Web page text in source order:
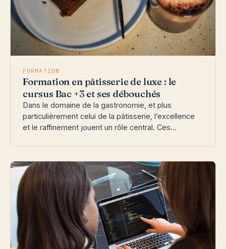
FORMATION
Formation en pâtisserie de luxe : le
cursus Bac +3 et ses débouchés
Dans le domaine de la gastronomie, et plus
particulièrement celui de la pâtisserie, l’excellence
et le raffinement jouent un rôle central. Ces…